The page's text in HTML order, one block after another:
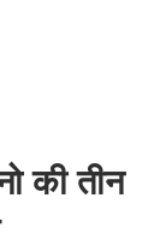
की तीन